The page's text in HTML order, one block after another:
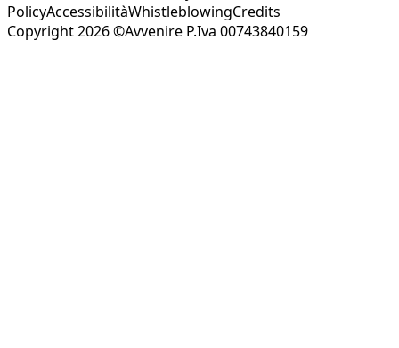
PolicyAccessibilitàWhistleblowingCredits
Copyright 2026 ©Avvenire P.Iva 00743840159